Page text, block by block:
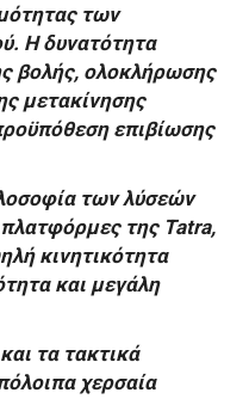
των
Η δυνατότητα
βολής, ολοκλήρωσης
μετακίνησης
επιβίωσης
των λύσεών
της Tatra,
κινητικότητα
και μεγάλη
τα τακτικά
χερσαία